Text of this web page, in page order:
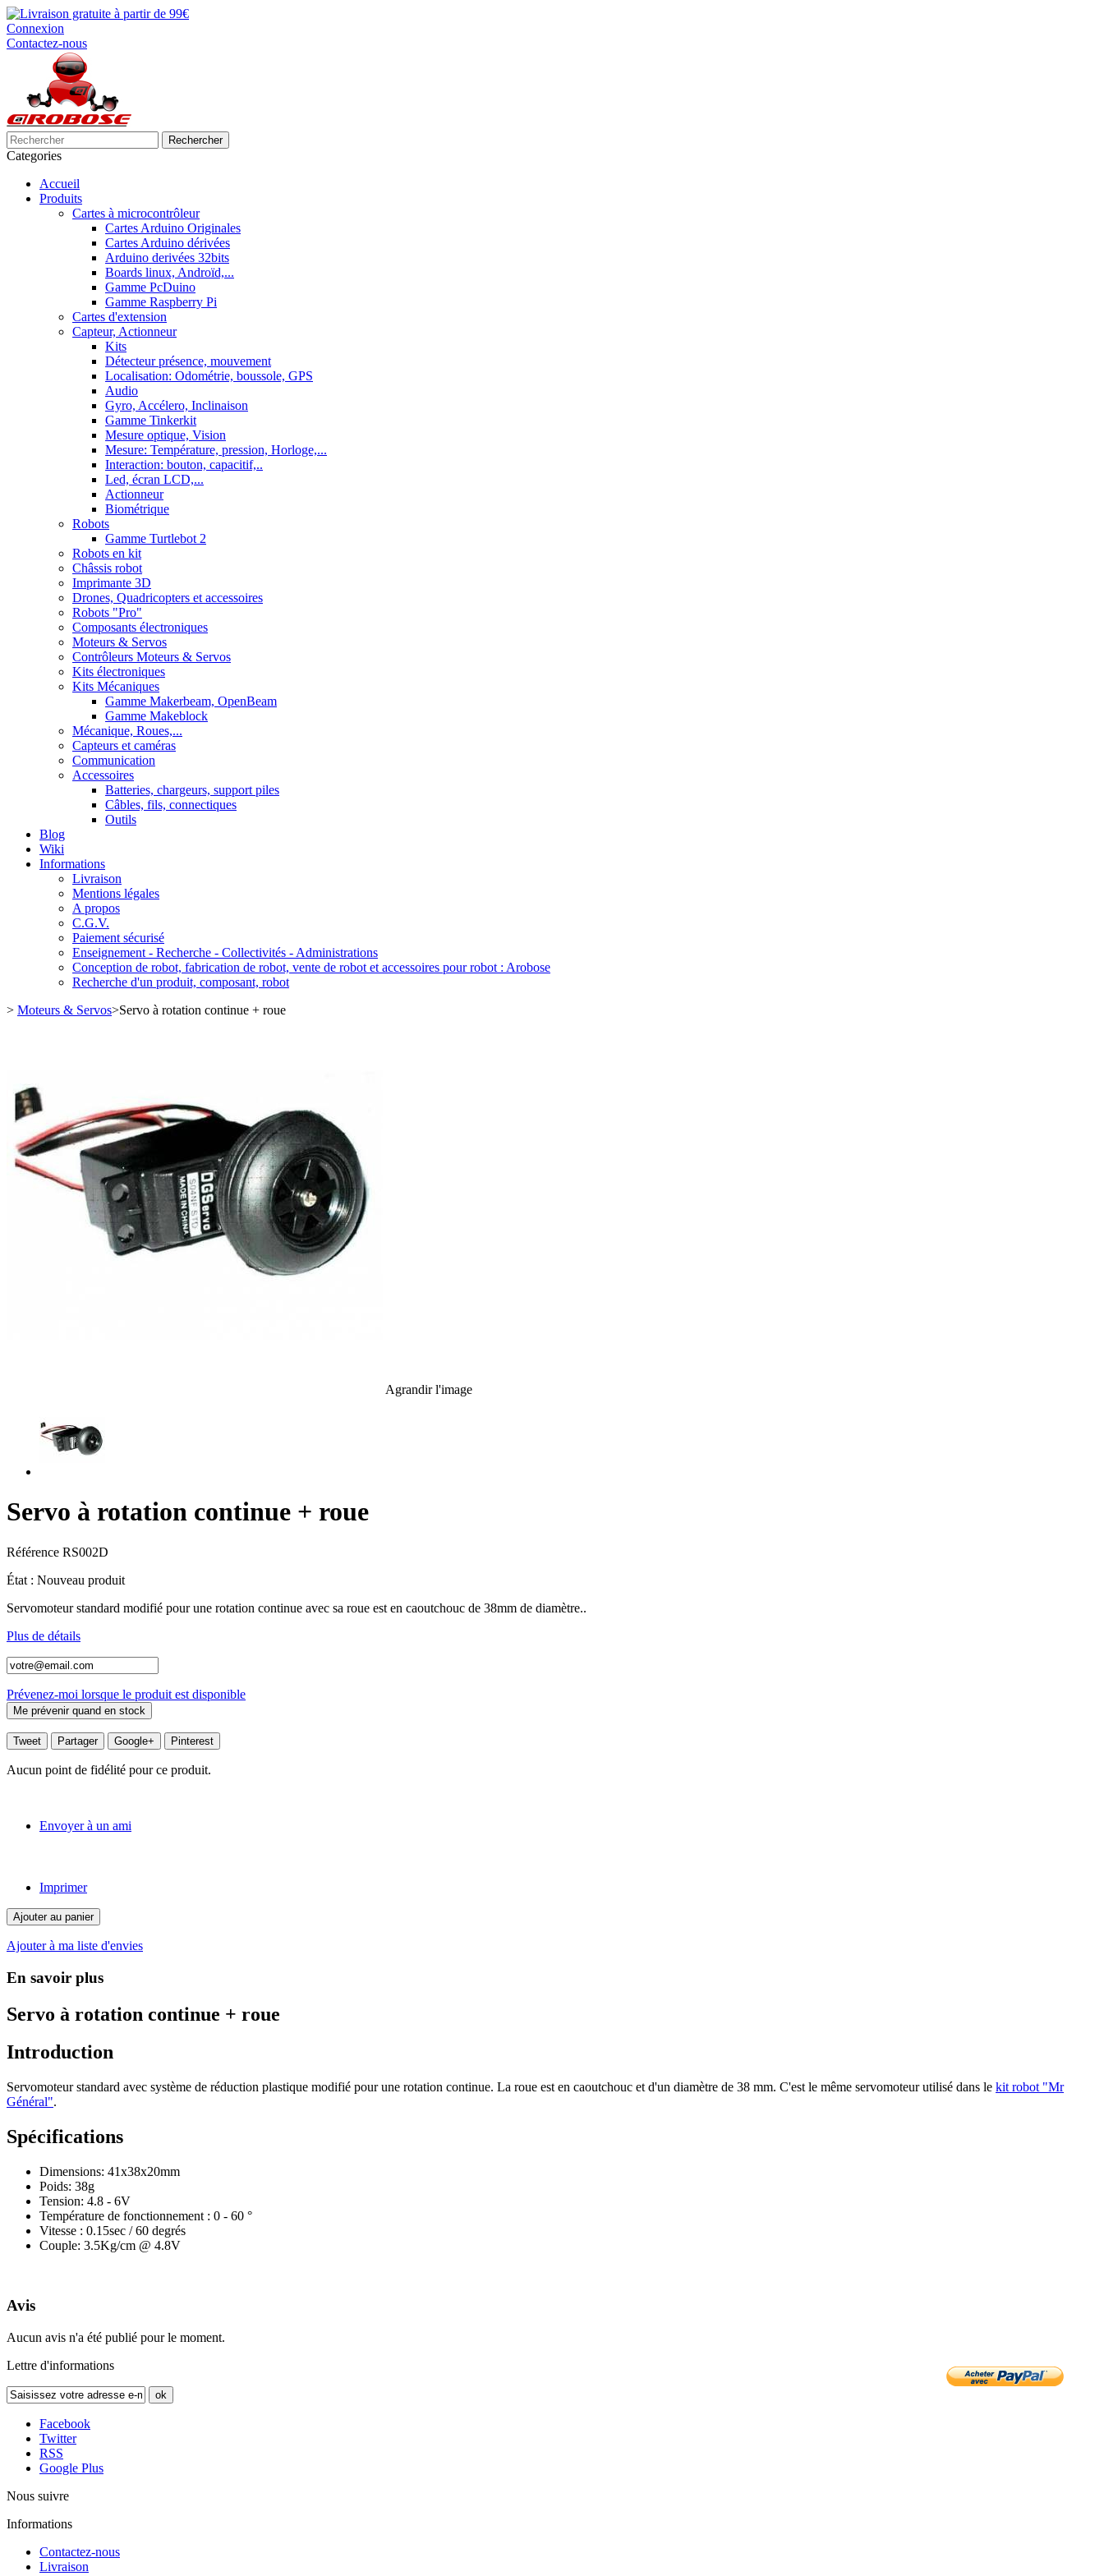
Connexion
Contactez-nous
Rechercher
Categories
Accueil
Produits
Cartes à microcontrôleur
Cartes Arduino Originales
Cartes Arduino dérivées
Arduino derivées 32bits
Boards linux, Androïd,...
Gamme PcDuino
Gamme Raspberry Pi
Cartes d'extension
Capteur, Actionneur
Kits
Détecteur présence, mouvement
Localisation: Odométrie, boussole, GPS
Audio
Gyro, Accélero, Inclinaison
Gamme Tinkerkit
Mesure optique, Vision
Mesure: Température, pression, Horloge,...
Interaction: bouton, capacitif,..
Led, écran LCD,...
Actionneur
Biométrique
Robots
Gamme Turtlebot 2
Robots en kit
Châssis robot
Imprimante 3D
Drones, Quadricopters et accessoires
Robots "Pro"
Composants électroniques
Moteurs & Servos
Contrôleurs Moteurs & Servos
Kits électroniques
Kits Mécaniques
Gamme Makerbeam, OpenBeam
Gamme Makeblock
Mécanique, Roues,...
Capteurs et caméras
Communication
Accessoires
Batteries, chargeurs, support piles
Câbles, fils, connectiques
Outils
Blog
Wiki
Informations
Livraison
Mentions légales
A propos
C.G.V.
Paiement sécurisé
Enseignement - Recherche - Collectivités - Administrations
Conception de robot, fabrication de robot, vente de robot et accessoires pour robot : Arobose
Recherche d'un produit, composant, robot
> Moteurs & Servos>Servo à rotation continue + roue
Agrandir l'image
Servo à rotation continue + roue
Référence RS002D
État : Nouveau produit
Servomoteur standard modifié pour une rotation continue avec sa roue est en caoutchouc de 38mm de diamètre..
Plus de détails
Prévenez-moi lorsque le produit est disponible
Tweet Partager Google+ Pinterest
Aucun point de fidélité pour ce produit.
Envoyer à un ami
Imprimer
Ajouter au panier
Ajouter à ma liste d'envies
En savoir plus
Servo à rotation continue + roue
Introduction
Servomoteur standard avec système de réduction plastique modifié pour une rotation continue. La roue est en caoutchouc et d'un diamètre de 38 mm. C'est le même servomoteur utilisé dans le kit robot "Mr
Général".
Spécifications
Dimensions: 41x38x20mm
Poids: 38g
Tension: 4.8 - 6V
Température de fonctionnement : 0 - 60 °
Vitesse : 0.15sec / 60 degrés
Couple: 3.5Kg/cm @ 4.8V
Avis
Aucun avis n'a été publié pour le moment.
Lettre d'informations
ok
Facebook
Twitter
RSS
Google Plus
Nous suivre
Informations
Contactez-nous
Livraison